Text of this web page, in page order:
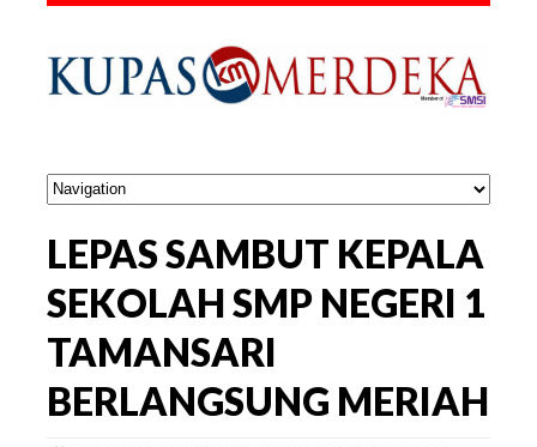
LEPAS SAMBUT KEPALA
SEKOLAH SMP NEGERI 1
TAMANSARI
BERLANGSUNG MERIAH